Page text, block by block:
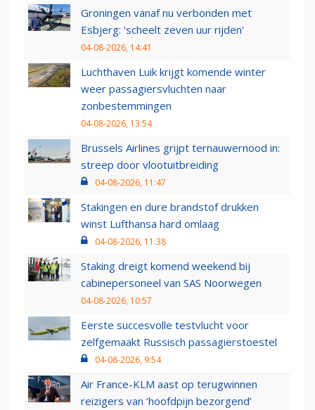
Groningen vanaf nu verbonden met
Esbjerg: 'scheelt zeven uur rijden'
04-08-2026, 14:41
Luchthaven Luik krijgt komende winter
weer passagiersvluchten naar
zonbestemmingen
04-08-2026, 13:54
Brussels Airlines grijpt ternauwernood in:
streep door vlootuitbreiding
04-08-2026, 11:47
Stakingen en dure brandstof drukken
winst Lufthansa hard omlaag
04-08-2026, 11:38
Staking dreigt komend weekend bij
cabinepersoneel van SAS Noorwegen
04-08-2026, 10:57
Eerste succesvolle testvlucht voor
zelfgemaakt Russisch passagierstoestel
04-08-2026, 9:54
Air France-KLM aast op terugwinnen
reizigers van ‘hoofdpijn bezorgend’